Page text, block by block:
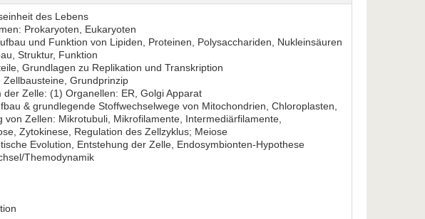
des Lebens
Prokaryoten, Eukaryoten
und Funktion von Lipiden, Proteinen, Polysacchariden, Nukleinsäuren
Struktur, Funktion
Grundlagen zu Replikation und Transkription
Grundprinzip
Zelle: (1) Organellen: ER, Golgi Apparat
& grundlegende Stoffwechselwege von Mitochondrien, Chloroplasten,
Zellen: Mikrotubuli, Mikrofila­mente, Intermediärfilamente,
Zytokinese, Regulation des Zellzyklus; Meiose
Evolution, Entstehung der Zelle, Endosymbionten-Hypothese
Themodynamik